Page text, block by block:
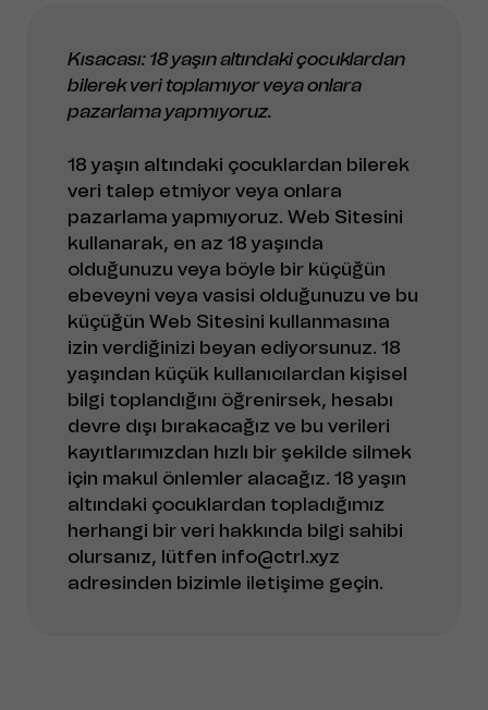
Kısacası: 18 yaşın altındaki çocuklardan
bilerek veri toplamıyor veya onlara
pazarlama yapmıyoruz.
18 yaşın altındaki çocuklardan bilerek
veri talep etmiyor veya onlara
pazarlama yapmıyoruz. Web Sitesini
kullanarak, en az 18 yaşında
olduğunuzu veya böyle bir küçüğün
ebeveyni veya vasisi olduğunuzu ve bu
küçüğün Web Sitesini kullanmasına
izin verdiğinizi beyan ediyorsunuz. 18
yaşından küçük kullanıcılardan kişisel
bilgi toplandığını öğrenirsek, hesabı
devre dışı bırakacağız ve bu verileri
kayıtlarımızdan hızlı bir şekilde silmek
için makul önlemler alacağız. 18 yaşın
altındaki çocuklardan topladığımız
herhangi bir veri hakkında bilgi sahibi
olursanız, lütfen info@ctrl.xyz
adresinden bizimle iletişime geçin.